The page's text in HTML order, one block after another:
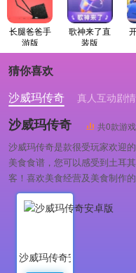
长腿爸爸手
游版
歌神来了直
装版
猜你喜欢
沙威玛传奇
真人互动剧
沙威玛传奇 共0款游戏
沙威玛传奇是款很受玩家欢迎
美食食谱，您可以感受到土耳
客！喜欢美食经营及美食制作的
沙威玛传奇安卓版